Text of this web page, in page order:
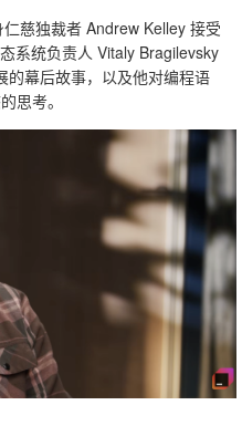
慈独裁者 Andrew Kelley 接受
系统负责人 Vitaly Bragilevsky
的幕后故事，以及他对编程语
思考。